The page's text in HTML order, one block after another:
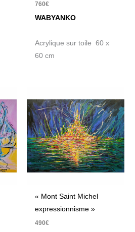
760€
WABYANKO
Acrylique sur toile 60 x
60 cm
« Mont Saint Michel
expressionnisme »
490€